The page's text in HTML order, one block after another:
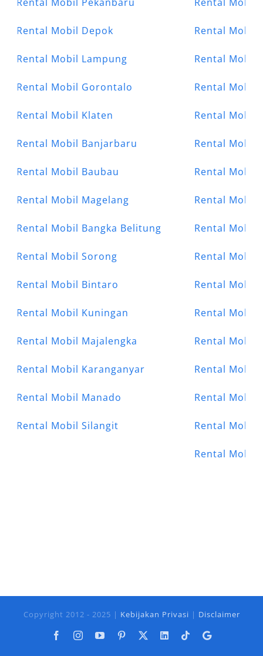
Rental Mobil Pekanbaru
Rental Mobil Depok
Rental Mobil Lampung
Rental Mobil Gorontalo
Rental Mobil Klaten
Rental Mobil Banjarbaru
Rental Mobil Baubau
Rental Mobil Magelang
Rental Mobil Bangka Belitung
Rental Mobil Sorong
Rental Mobil Bintaro
Rental Mobil Kuningan
Rental Mobil Majalengka
Rental Mobil Karanganyar
Rental Mobil Manado
Rental Mobil Silangit
Rental Mobil
Rental Mobil
Rental Mobil
Rental Mobil
Rental Mobil
Rental Mobil
Rental Mobil
Rental Mobil
Rental Mobil
Rental Mobil
Rental Mobil
Rental Mobil
Rental Mobil
Rental Mobil
Rental Mobil
Rental Mobil
Rental Mobil
Copyright 2012 - 2025 | Kebijakan Privasi | Disclaimer
FacebookInstagramYouTubePinterest LinkedIn
TiktokGoogle